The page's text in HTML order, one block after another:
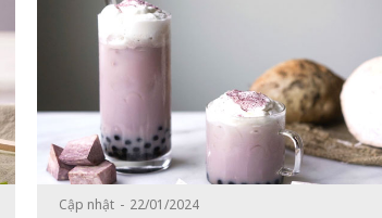
Cập nhật - 22/01/2024